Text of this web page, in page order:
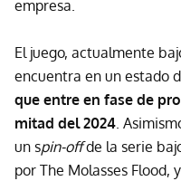
empresa.
El juego, actualmente
encuentra en un estado
que entre en fase de
mitad del 2024.
un spin-offde la serie
por The Molasses Flood,